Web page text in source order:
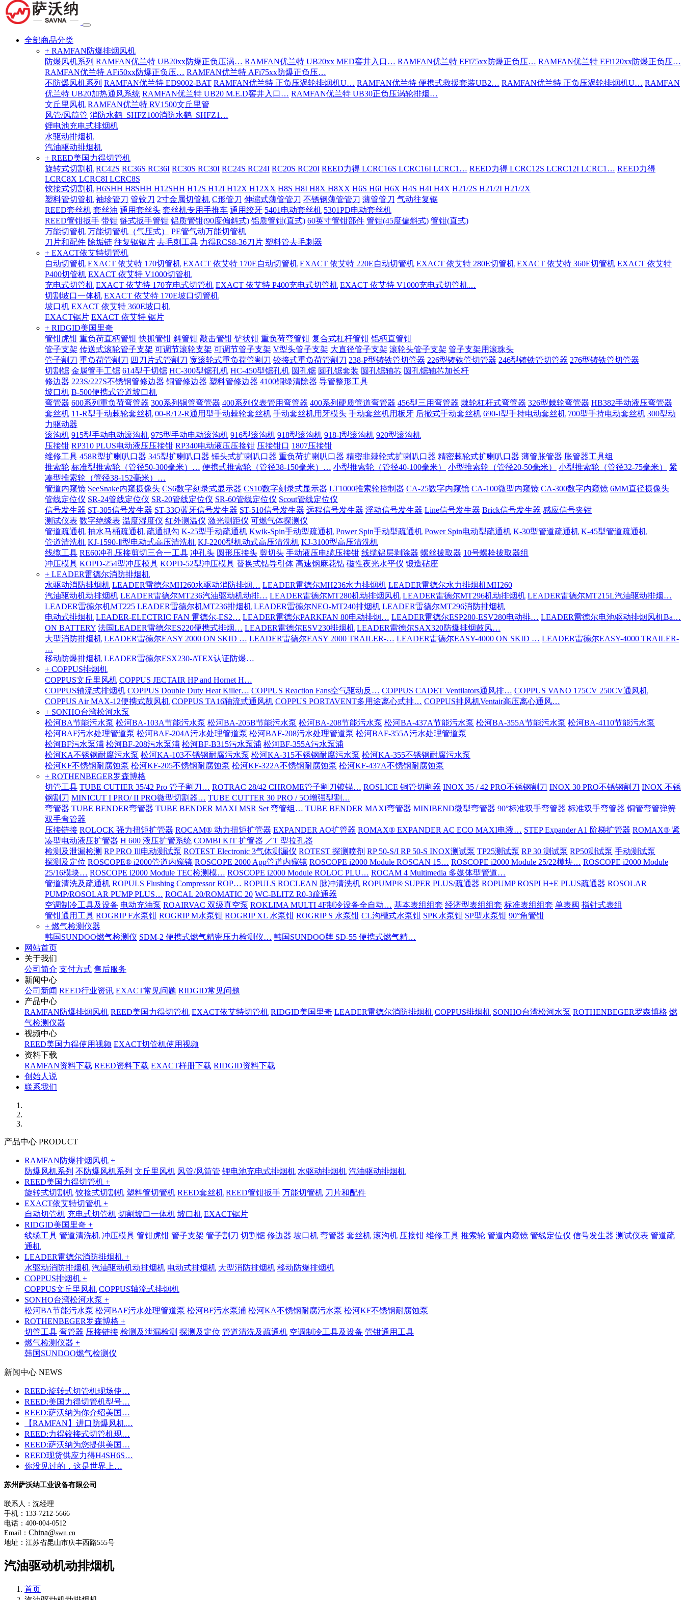
全部商品分类
+ RAMFAN防爆排烟风机
防爆风机系列 RAMFAN优兰特 UB20xx防爆正负压涡… RAMFAN优兰特 UB20xx MED窖井入口… RAMFAN优兰特 EFi75xx防爆正负压… RAMFAN优兰特 EFi120xx防爆正负压…
RAMFAN优兰特 AFi50xx防爆正负压… RAMFAN优兰特 AFi75xx防爆正负压…
不防爆风机系列 RAMFAN优兰特 ED9002-BAT RAMFAN优兰特 正负压涡轮排烟机U… RAMFAN优兰特 便携式救援套装UB2… RAMFAN优兰特 正负压涡轮排烟机U… RAMFAN
优兰特 UB20加热通风系统 RAMFAN优兰特 UB20 M.E.D窖井入口… RAMFAN优兰特 UB30正负压涡轮排烟…
文丘里风机 RAMFAN优兰特 RV1500文丘里管
风管/风筒管 消防水鹤_SHFZ100消防水鹤_SHFZ1…
锂电池充电式排烟机
水驱动排烟机
汽油驱动排烟机
+ REED美国力得切管机
旋转式切割机 RC42S RC36S RC36I RC30S RC30I RC24S RC24I RC20S RC20I REED力得 LCRC16S LCRC16I LCRC1… REED力得 LCRC12S LCRC12I LCRC1… REED力得
LCRC8X LCRC8I LCRC8S
铰接式切割机 H6SHH H8SHH H12SHH H12S H12I H12X H12XX H8S H8I H8X H8XX H6S H6I H6X H4S H4I H4X H21/2S H21/2I H21/2X
塑料管切管机 袖珍管刀 管铰刀 2寸金属切管机 C形管刀 伸缩式薄管管刀 不锈钢薄管管刀 薄管管刀 气动往复锯
REED套丝机 套丝油 通用套丝头 套丝机专用手推车 通用绞牙 5401电动套丝机 5301PD电动套丝机
REED管钳扳手 带钳 链式扳手管钳 铝质管钳(90度偏斜式) 铝质管钳(直式) 60英寸管钳部件 管钳(45度偏斜式) 管钳(直式)
万能切管机 万能切管机（气压式）
PE管气动万能切管机
刀片和配件 除垢链 往复锯锯片 去毛刺工具 力得RCS8-36刀片 塑料管去毛刺器
+ EXACT依艾特切管机
自动切管机 EXACT 依艾特 170切管机 EXACT 依艾特 170E自动切管机 EXACT 依艾特 220E自动切管机 EXACT 依艾特 280E切管机 EXACT 依艾特 360E切管机 EXACT 依艾特
P400切管机 EXACT 依艾特 V1000切管机
充电式切管机 EXACT 依艾特 170充电式切管机 EXACT 依艾特 P400充电式切管机 EXACT 依艾特 V1000充电式切管机…
切割坡口一体机 EXACT 依艾特 170E坡口切管机
坡口机 EXACT 依艾特 360E坡口机
EXACT锯片 EXACT 依艾特 锯片
+ RIDGID美国里奇
管钳虎钳 重负荷直柄管钳 快抓管钳 斜管钳 敲击管钳 铲状钳 重负荷弯管钳 复合式杠杆管钳 铝柄直管钳
管子支架 传送式滚轮管子支架 可调节滚轮支架 可调节管子支架 V型头管子支架 大直径管子支架 滚轮头管子支架 管子支架用滚珠头
管子割刀 重负荷管割刀 四刀片式管割刀 宽滚轮式重负荷管割刀 铰接式重负荷管割刀 238-P型铸铁管切管器 226型铸铁管切管器 246型铸铁管切管器 276型铸铁管切管器
切割锯 金属管手工锯 614型干切锯 HC-300型锯孔机 HC-450型锯孔机 圆孔锯 圆孔锯套装 圆孔锯轴芯 圆孔锯轴芯加长杆
修边器 223S/227S不锈钢管修边器 铜管修边器 塑料管修边器 4100铜绿清除器 导管整形工具
坡口机 B-500便携式管道坡口机
弯管器 600系列重负荷弯管器 300系列铜管弯管器 400系列仪表管用弯管器 400系列硬质管道弯管器 456型三用弯管器 棘轮杠杆式弯管器 326型棘轮弯管器 HB382手动液压弯管器
套丝机 11-R型手动棘轮套丝机 00-R/12-R通用型手动棘轮套丝机 手动套丝机用牙模头 手动套丝机用板牙 后撤式手动套丝机 690-I型手持电动套丝机 700型手持电动套丝机 300型动
力驱动器
滚沟机 915型手动电动滚沟机 975型手动电动滚沟机 916型滚沟机 918型滚沟机 918-I型滚沟机 920型滚沟机
压接钳 RP310 PLUS电动液压压接钳 RP340电动液压压接钳 压接钳口 1807压接钳
维修工具 458R型扩喇叭口器 345型扩喇叭口器 锤头式扩喇叭口器 重负荷扩喇叭口器 精密非棘轮式扩喇叭口器 精密棘轮式扩喇叭口器 薄管胀管器 胀管器工具组
推索轮 标准型推索轮（管径50-300毫米）… 便携式推索轮（管径38-150毫米）… 小型推索轮（管径40-100毫米） 小型推索轮（管径20-50毫米） 小型推索轮（管径32-75毫米）
紧
凑型推索轮（管径38-152毫米）…
管道内窥镜 SeeSnake内窥摄像头 CS6数字刻录式显示器 CS10数字刻录式显示器 LT1000推索轮控制器 CA-25数字内窥镜 CA-100微型内窥镜 CA-300数字内窥镜 6MM直径摄像头
管线定位仪 SR-24管线定位仪 SR-20管线定位仪 SR-60管线定位仪 Scout管线定位仪
信号发生器 ST-305信号发生器 ST-33Q蓝牙信号发生器 ST-510信号发生器 远程信号发生器 浮动信号发生器 Line信号发生器 Brick信号发生器 感应信号夹钳
测试仪表 数字绝缘表 温度湿度仪 红外测温仪 激光测距仪 可燃气体探测仪
管道疏通机 抽水马桶疏通机 疏通抓勾 K-25型手动疏通机 Kwik-Spin手动型疏通机 Power Spin手动型疏通机 Power Spin电动型疏通机 K-30型管道疏通机 K-45型管道疏通机
管道清洗机 KJ-1590-Ⅱ型电动式高压清洗机 KJ-2200型机动式高压清洗机 KJ-3100型高压清洗机
线缆工具 RE60冲孔压接剪切三合一工具 冲孔头 圆形压接头 剪切头 手动液压电缆压接钳 线缆铝层剥除器 螺丝拔取器 10号螺栓拔取器组
冲压模具 KOPD-254型冲压模具 KOPD-52型冲压模具 替换式钻导引体 高速钢麻花钻 磁性夜光水平仪 锻造砧座
+ LEADER雷德尔消防排烟机
水驱动消防排烟机 LEADER雷德尔MH260水驱动消防排烟… LEADER雷德尔MH236水力排烟机 LEADER雷德尔水力排烟机MH260
汽油驱动机动排烟机 LEADER雷德尔MT236汽油驱动机动排… LEADER雷德尔MT280机动排烟风机 LEADER雷德尔MT296机动排烟机 LEADER雷德尔MT215L汽油驱动排烟…
LEADER雷德尔机MT225 LEADER雷德尔机MT236排烟机 LEADER雷德尔NEO-MT240排烟机 LEADER雷德尔MT296消防排烟机
电动式排烟机 LEADER-ELECTRIC FAN 雷德尔-ES2… LEADER雷德尔PARKFAN 80电动排烟… LEADER雷德尔ESP280-ESV280电动排… LEADER雷德尔电池驱动排烟风机Ba…
ON BATTERY 法国LEADER雷德尔ES220便携式排烟… LEADER雷德尔ESV230排烟机 LEADER雷德尔SAX320防爆排烟鼓风…
大型消防排烟机 LEADER雷德尔EASY 2000 ON SKID … LEADER雷德尔EASY 2000 TRAILER-… LEADER雷德尔EASY-4000 ON SKID … LEADER雷德尔EASY-4000 TRAILER-
…
移动防爆排烟机 LEADER雷德尔ESX230-ATEX认证防爆…
+ COPPUS排烟机
COPPUS文丘里风机 COPPUS JECTAIR HP and Hornet H…
COPPUS轴流式排烟机 COPPUS Double Duty Heat Killer… COPPUS Reaction Fans空气驱动反… COPPUS CADET Ventilators通风排… COPPUS VANO 175CV 250CV通风机
COPPUS Air MAX-12便携式鼓风机 COPPUS TA16轴流式通风机 COPPUS PORTAVENT多用途离心式排… COPPUS排风机Ventair高压离心通风…
+ SONHO台湾松河水泵
松河BA节能污水泵 松河BA-103A节能污水泵 松河BA-205B节能污水泵 松河BA-208节能污水泵 松河BA-437A节能污水泵 松河BA-355A节能污水泵 松河BA-4110节能污水泵
松河BAF污水处理管道泵 松河BAF-204A污水处理管道泵 松河BAF-208污水处理管道泵 松河BAF-355A污水处理管道泵
松河BF污水泵浦 松河BF-208污水泵浦 松河BF-B315污水泵浦 松河BF-355A污水泵浦
松河KA不锈钢耐腐污水泵 松河KA-103不锈钢耐腐污水泵 松河KA-315不锈钢耐腐污水泵 松河KA-355不锈钢耐腐污水泵
松河KF不锈钢耐腐蚀泵 松河KF-205不锈钢耐腐蚀泵 松河KF-322A不锈钢耐腐蚀泵 松河KF-437A不锈钢耐腐蚀泵
+ ROTHENBEGER罗森博格
切管工具 TUBE CUTIER 35/42 Pro 管子割刀… ROTRAC 28/42 CHROME管子割刀镀锚… ROSLICE 铜管切割器 INOX 35 / 42 PRO不锈钢割刀 INOX 30 PRO不锈钢割刀 INOX 不锈
钢割刀 MINICUT I PRO/ II PRO微型切割器… TUBE CUTTER 30 PRO / 5O增强型割…
弯管器 TUBE BENDER弯管器 TUBE BENDER MAXI MSR Set 弯管组… TUBE BENDER MAXI弯管器 MINIBEND微型弯管器 90°标准双手弯管器 标准双手弯管器 铜管弯管弹簧
双手弯管器
压接链接 ROLOCK 强力扭矩扩管器 ROCAM® 动力扭矩扩管器 EXPANDER AO扩管器 ROMAX® EXPANDER AC ECO MAXI电液… STEP Expander A1 阶梯扩管器 ROMAX® 紧
凑型电动液压扩管器 H 600 液压扩管系统 COMBI KIT 扩管器 ／T 型拉孔器
检测及泄漏检测 RP PRO Ill电动测试泵 ROTEST Electronic 3气体测漏仪 ROTEST 探测喷剂 RP 50-S/I RP 50-S INOX测试泵 TP25测试泵 RP 30 测试泵 RP50测试泵 手动测试泵
探测及定位 ROSCOPE® i2000管道内窥镜 ROSCOPE 2000 App管道内窥镜 ROSCOPE i2000 Module ROSCAN 15… ROSCOPE i2000 Module 25/22模块… ROSCOPE i2000 Module
25/16模块… ROSCOPE i2000 Module TEC检测模… ROSCOPE i2000 Module ROLOC PLU… ROCAM 4 Multimedia 多媒体型管道…
管道清洗及疏通机 ROPULS Flushing Compressor ROP… ROPULS ROCLEAN 脉冲清洗机 ROPUMP® SUPER PLUS/疏通器 ROPUMP ROSPI H+E PLUS疏通器 ROSOLAR
PUMP/ROSOLAR PUMP PLUS… ROCAL 20/ROMATIC 20 WC-BLITZ R0-3疏通器
空调制冷工具及设备 电动充油泵 ROAIRVAC 双级真空泵 ROKLIMA MULTI 4F制冷设备全自动… 基本表组组套 经济型表组组套 标准表组组套 单表阀 指针式表组
管钳通用工具 ROGRIP F水泵钳 ROGRIP M水泵钳 ROGRIP XL 水泵钳 ROGRIP S 水泵钳 CL沟槽式水泵钳 SPK水泵钳 SP型水泵钳 90°角管钳
+ 燃气检测仪器
韩国SUNDOO燃气检测仪 SDM-2 便携式燃气精密压力检测仪… 韩国SUNDOO牌 SD-55 便携式燃气精…
网站首页
关于我们
公司简介 支付方式 售后服务
新闻中心
公司新闻 REED行业资讯 EXACT常见问题 RIDGID常见问题
产品中心
RAMFAN防爆排烟风机 REED美国力得切管机 EXACT依艾特切管机 RIDGID美国里奇 LEADER雷德尔消防排烟机 COPPUS排烟机 SONHO台湾松河水泵 ROTHENBEGER罗森博格 燃
气检测仪器
视频中心
REED美国力得使用视频 EXACT切管机使用视频
资料下载
RAMFAN资料下载 REED资料下载 EXACT样册下载 RIDGID资料下载
创始人说
联系我们
产品中心 PRODUCT
RAMFAN防爆排烟风机 +
防爆风机系列 不防爆风机系列 文丘里风机 风管/风筒管 锂电池充电式排烟机 水驱动排烟机 汽油驱动排烟机
REED美国力得切管机 +
旋转式切割机 铰接式切割机 塑料管切管机 REED套丝机 REED管钳扳手 万能切管机 刀片和配件
EXACT依艾特切管机 +
自动切管机 充电式切管机 切割坡口一体机 坡口机 EXACT锯片
RIDGID美国里奇 +
线缆工具 管道清洗机 冲压模具 管钳虎钳 管子支架 管子割刀 切割锯 修边器 坡口机 弯管器 套丝机 滚沟机 压接钳 维修工具 推索轮 管道内窥镜 管线定位仪 信号发生器 测试仪表 管道疏
通机
LEADER雷德尔消防排烟机 +
水驱动消防排烟机 汽油驱动机动排烟机 电动式排烟机 大型消防排烟机 移动防爆排烟机
COPPUS排烟机 +
COPPUS文丘里风机 COPPUS轴流式排烟机
SONHO台湾松河水泵 +
松河BA节能污水泵 松河BAF污水处理管道泵 松河BF污水泵浦 松河KA不锈钢耐腐污水泵 松河KF不锈钢耐腐蚀泵
ROTHENBEGER罗森博格 +
切管工具 弯管器 压接链接 检测及泄漏检测 探测及定位 管道清洗及疏通机 空调制冷工具及设备 管钳通用工具
燃气检测仪器 +
韩国SUNDOO燃气检测仪
新闻中心 NEWS
REED:旋转式切管机现场使…
REED:美国力得切管机型号…
REED:萨沃纳为你介绍美国…
【RAMFAN】进口防爆风机…
REED:力得铰接式切管机现…
REED:萨沃纳为您提供美国…
REED现货供应力得H4SH6S…
你没见过的，这是世界上…
苏州萨沃纳工业设备有限公司
联系人：沈经理
手机：133-7212-5666
电话：400-004-0512
Email： China@swn.cn
地址：江苏省昆山市庆丰西路555号
汽油驱动机动排烟机
首页